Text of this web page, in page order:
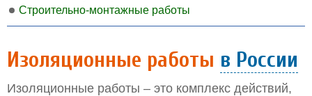
Строительно-монтажные работы
Изоляционные работы в России
Изоляционные работы – это комплекс действий,